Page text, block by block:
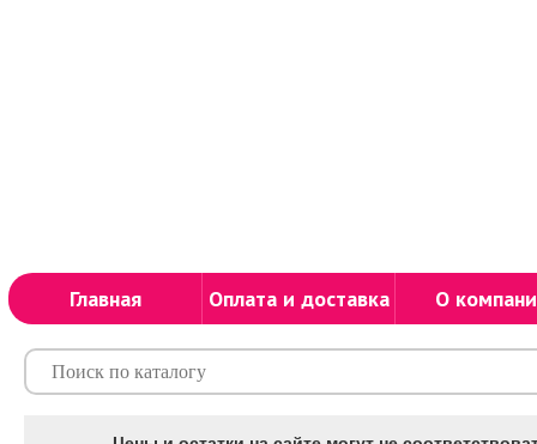
Главная Оплата и доставка О